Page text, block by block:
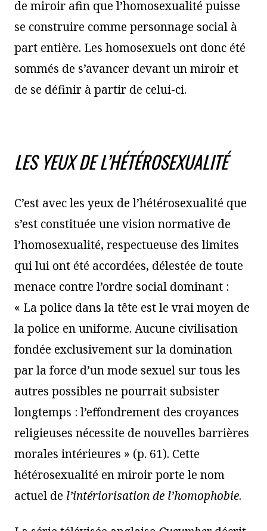
de miroir afin que l’homosexualité puisse
se construire comme personnage social à
part entière. Les homosexuels ont donc été
sommés de s’avancer devant un miroir et
de se définir à partir de celui-ci.
LES YEUX DE L’HÉTÉROSEXUALITÉ
C’est avec les yeux de l’hétérosexualité que
s’est constituée une vision normative de
l’homosexualité, respectueuse des limites
qui lui ont été accordées, délestée de toute
menace contre l’ordre social dominant :
« La police dans la tête est le vrai moyen de
la police en uniforme. Aucune civilisation
fondée exclusivement sur la domination
par la force d’un mode sexuel sur tous les
autres possibles ne pourrait subsister
longtemps : l’effondrement des croyances
religieuses nécessite de nouvelles barrières
morales intérieures » (p. 61). Cette
hétérosexualité en miroir porte le nom
actuel de l’intériorisation de l’homophobie.